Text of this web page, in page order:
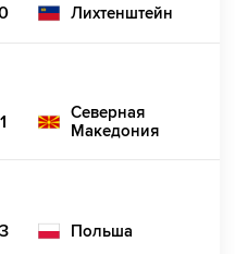
Лихтенштейн
Северная
Македония
Польша